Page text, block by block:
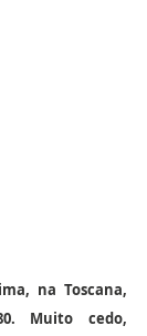
na Toscana,
Muito cedo,